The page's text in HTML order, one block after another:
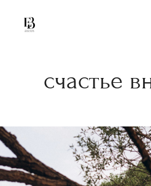
счастье